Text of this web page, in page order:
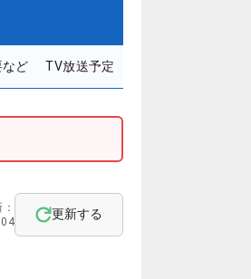
ど TV放送予定
更新する